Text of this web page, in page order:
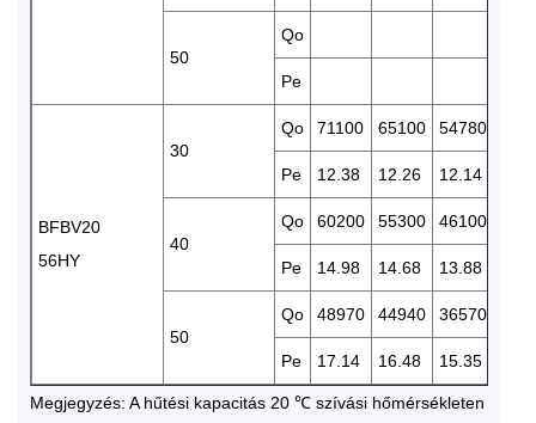
50
Qo
Pe
BFBV20
56HY
30
Qo 71100 65100 54780
Pe 12.38 12.26 12.14
40
Qo 60200 55300 46100
Pe 14.98 14.68 13.88
50
Qo 48970 44940 36570
Pe 17.14 16.48 15.35
Megjegyzés: A hűtési kapacitás 20 ℃ szívási hőmérsékleten